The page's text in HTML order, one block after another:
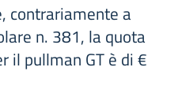
contrariamente a
n. 381, la quota
il pullman GT è di €